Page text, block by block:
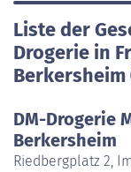
Liste der
Drogerie in
Berkersheim
DM-Drogerie
Berkersheim
Riedbergplatz 2,